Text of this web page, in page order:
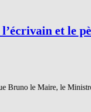
et le
Bruno le Maire, le